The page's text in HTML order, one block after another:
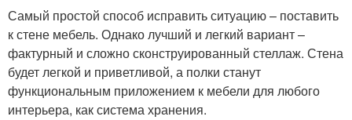
Самый простой способ исправить ситуацию – поставить
к стене мебель. Однако лучший и легкий вариант –
фактурный и сложно сконструированный стеллаж. Стена
будет легкой и приветливой, а полки станут
функциональным приложением к мебели для любого
интерьера, как система хранения.